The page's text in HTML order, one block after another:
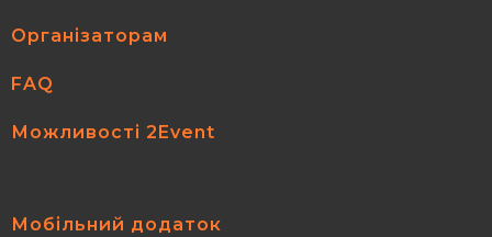
Організаторам
FAQ
Можливості 2Event
Мобільний додаток